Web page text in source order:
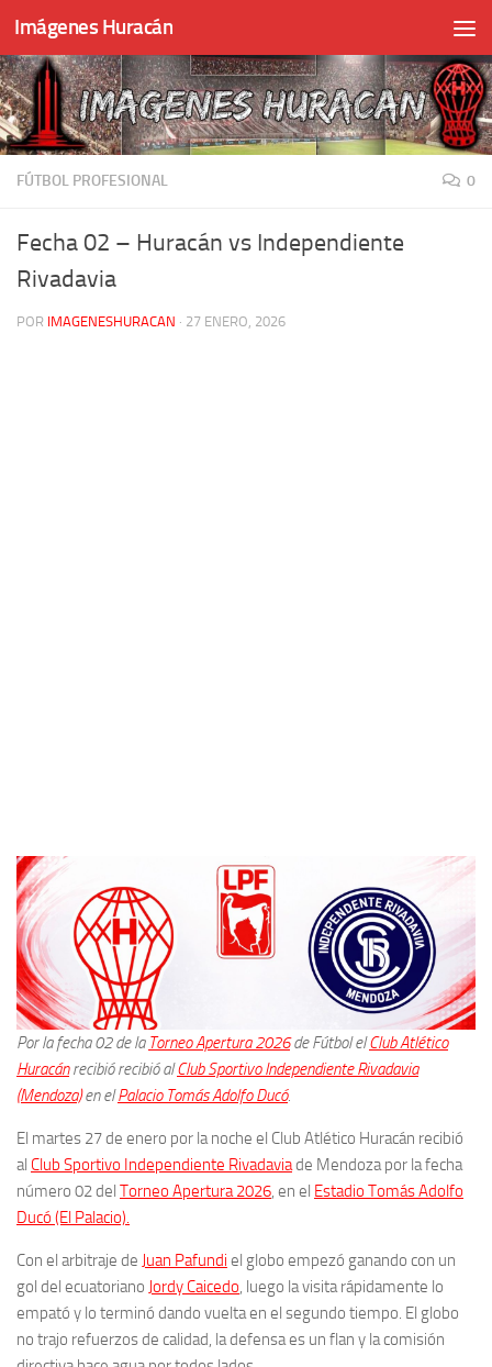
Skip to content
Imágenes Huracán
FÚTBOL PROFESIONAL 0
Fecha 02 – Huracán vs Independiente
Rivadavia
POR IMAGENESHURACAN · 27 ENERO, 2026
Por la fecha 02 de la Torneo Apertura 2026de Fútbol elClub Atlético
Huracánrecibió recibió alClub Sportivo Independiente Rivadavia
(Mendoza)en elPalacio Tomás Adolfo Ducó.
El martes 27 de enero por la noche el Club Atlético Huracán recibió
al Club Sportivo Independiente Rivadaviade Mendoza por la fecha
número 02 del Torneo Apertura 2026, en el Estadio Tomás Adolfo
Ducó (El Palacio).
Con el arbitraje de Juan Pafundi el globo empezó ganando con un
gol del ecuatoriano Jordy Caicedo, luego la visita rápidamente lo
empató y lo terminó dando vuelta en el segundo tiempo. El globo
no trajo refuerzos de calidad, la defensa es un flan y la comisión